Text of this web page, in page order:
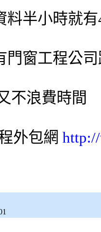
料半小時就
門窗工程公
不浪費時間
外包網